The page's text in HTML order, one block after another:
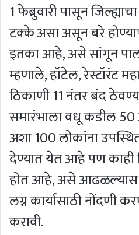
1 फेब्रुवारी पासून
टक्के असा असून बरे
इतका आहे, असे सांगून
म्हणाले, हॉटेल, रेस्टॉरंट
ठिकाणी 11 नंतर बंद
समारंभाला वधू कडील
अशा 100 लोकांना
देण्यात येत आहे पण
होत आहे, असे आढळल्यास
लग्न कार्यासाठी नोंदणी
करावी.